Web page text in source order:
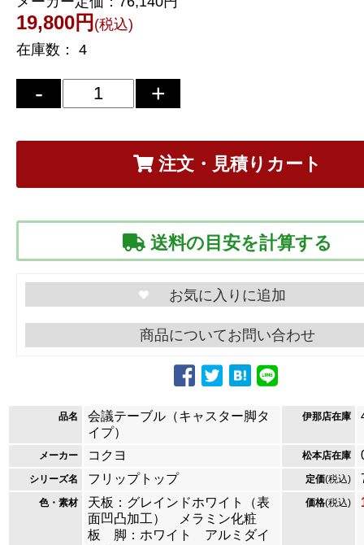
19,800円 (税込)
在庫数：
4
注文・見積りカート
送料の目安を計算する
商品についてお問い合わせ
品名
会議テーブル（キャスター脚タ
イプ）
伊那店在庫
メーカー コクヨ 松本店在庫
シリーズ名 フリップトップ 定価(税込)
色・素材
天板：グレインドホワイト（表
面凹凸加工） メラミン化粧
板 脚：ホワイト アルミダイ
価格(税込)